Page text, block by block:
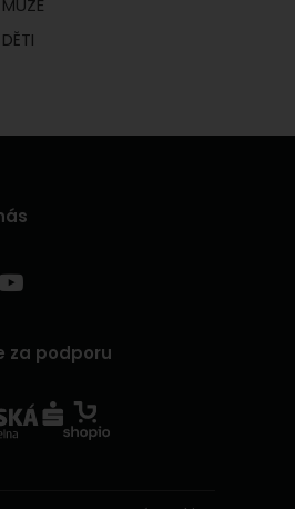
za podporu